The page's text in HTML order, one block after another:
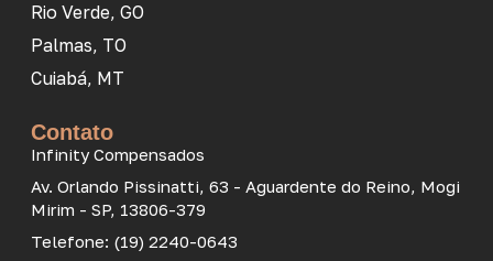
Rio Verde, GO
Palmas, TO
Cuiabá, MT
Contato
Infinity Compensados
Av. Orlando Pissinatti, 63 - Aguardente do Reino, Mogi
Mirim - SP, 13806-379
Telefone: (19) 2240-0643